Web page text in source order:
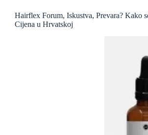
Hairflex Forum, Iskustva, Prevara? Kako
Cijena u Hrvatskoj